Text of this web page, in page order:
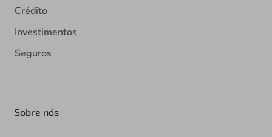
Crédito
Investimentos
Seguros
Sobre nós